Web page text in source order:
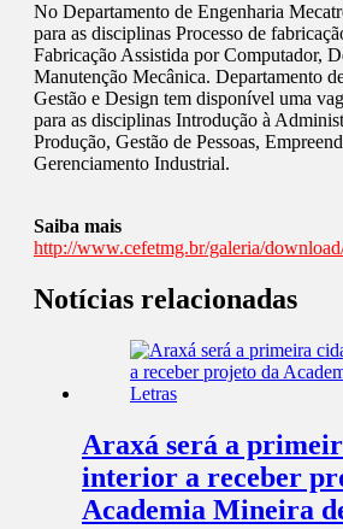
No Departamento de Engenharia
para as disciplinas Processo de
Fabricação Assistida por Computador,
Manutenção Mecânica. Departamento
Gestão e Design tem disponível uma
para as disciplinas Introdução à
Produção, Gestão de Pessoas,
Gerenciamento Industrial.
Saiba mais
http://www.cefetmg.br/galeria/
Notícias relacionadas
Araxá será a
interior a receber
Academia Mineira